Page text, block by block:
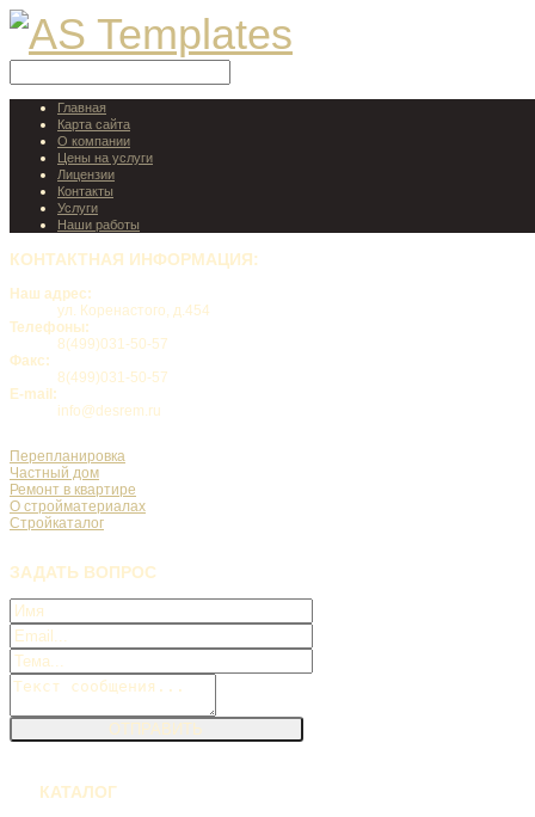
Главная
Карта сайта
О компании
Цены на услуги
Лицензии
Контакты
Услуги
Наши работы
КОНТАКТНАЯ ИНФОРМАЦИЯ:
Наш адрес:
ул. Коренастого, д.454
Телефоны:
8(499)031-50-57
Факс:
8(499)031-50-57
E-mail:
info@desrem.ru
Перепланировка
Частный дом
Ремонт в квартире
О стройматериалах
Стройкаталог
ЗАДАТЬ ВОПРОС
КАТАЛОГ